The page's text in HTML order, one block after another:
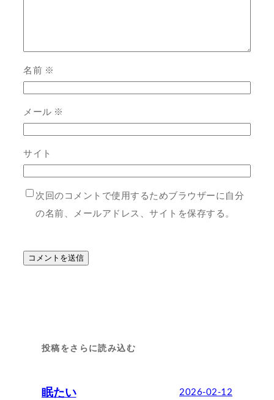
名前 ※
メール ※
サイト
次回のコメントで使用するためブラウザーに自分
の名前、メールアドレス、サイトを保存する。
投稿をさらに読み込む
眠たい 2026-02-12